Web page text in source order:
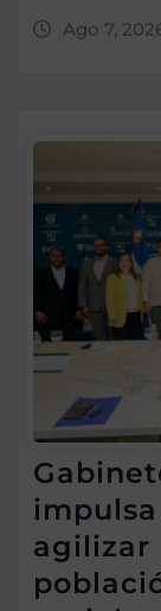
Ago 7,
agilizar